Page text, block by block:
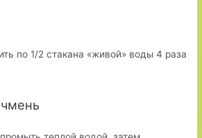
по 1/2 стакана «живой» воды 4 раза